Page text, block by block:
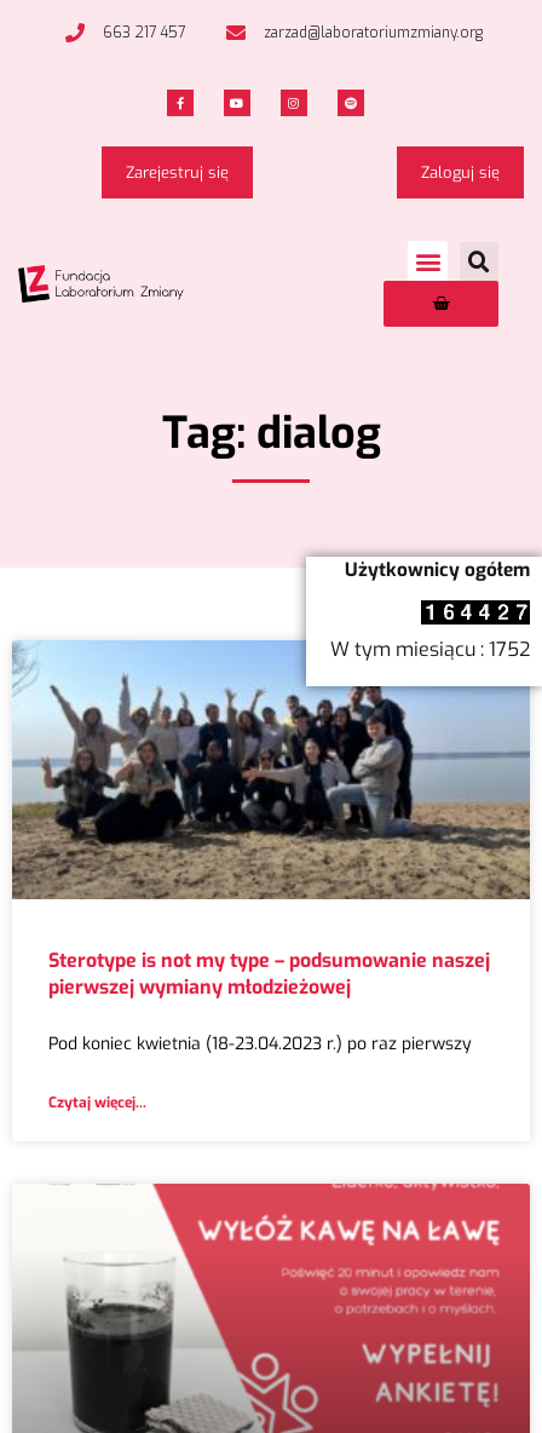
663 217 457 zarzad@laboratoriumzmiany.org
Zarejestruj się Zaloguj się
Tag: dialog
Sterotype is not my type – podsumowanie naszej
pierwszej wymiany młodzieżowej
Pod koniec kwietnia (18-23.04.2023 r.) po raz pierwszy
Czytaj więcej...
Użytkownicy ogółem
W tym miesiącu : 1752